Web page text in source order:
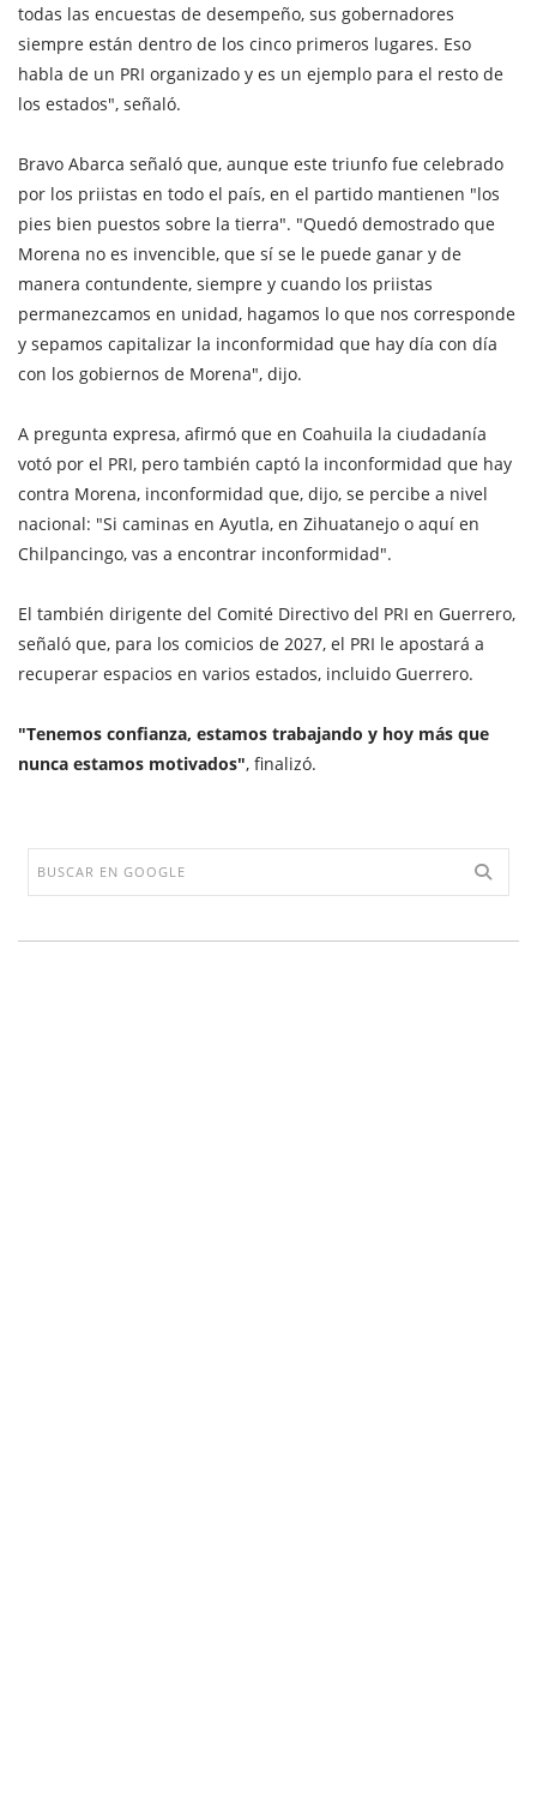
todas las encuestas de desempeño, sus gobernadores
siempre están dentro de los cinco primeros lugares. Eso
habla de un PRI organizado y es un ejemplo para el resto de
los estados", señaló.
Bravo Abarca señaló que, aunque este triunfo fue celebrado
por los priistas en todo el país, en el partido mantienen "los
pies bien puestos sobre la tierra". "Quedó demostrado que
Morena no es invencible, que sí se le puede ganar y de
manera contundente, siempre y cuando los priistas
permanezcamos en unidad, hagamos lo que nos corresponde
y sepamos capitalizar la inconformidad que hay día con día
con los gobiernos de Morena", dijo.
A pregunta expresa, afirmó que en Coahuila la ciudadanía
votó por el PRI, pero también captó la inconformidad que hay
contra Morena, inconformidad que, dijo, se percibe a nivel
nacional: "Si caminas en Ayutla, en Zihuatanejo o aquí en
Chilpancingo, vas a encontrar inconformidad".
El también dirigente del Comité Directivo del PRI en Guerrero,
señaló que, para los comicios de 2027, el PRI le apostará a
recuperar espacios en varios estados, incluido Guerrero.
"Tenemos confianza, estamos trabajando y hoy más que
nunca estamos motivados", finalizó.